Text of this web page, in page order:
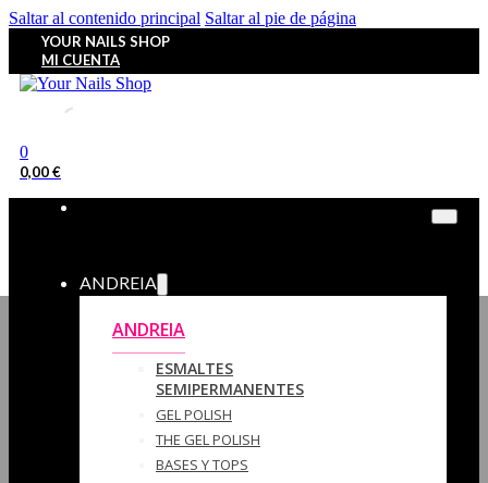
Saltar al contenido principal Saltar al pie de página
YOUR NAILS SHOP
MI CUENTA
0
0,00€
ANDREIA
ANDREIA
ESMALTES
SEMIPERMANENTES
GEL POLISH
THE GEL POLISH
BASES Y‎ TOPS